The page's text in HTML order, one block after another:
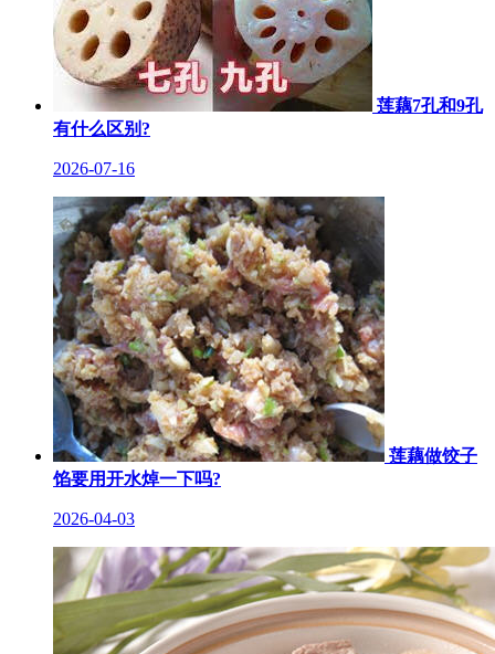
莲藕7孔和9孔
有什么区别?
2026-07-16
莲藕做饺子
馅要用开水焯一下吗?
2026-04-03